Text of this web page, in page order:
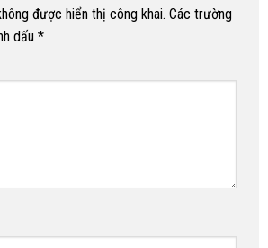
được hiển thị công khai. Các trường
dấu *